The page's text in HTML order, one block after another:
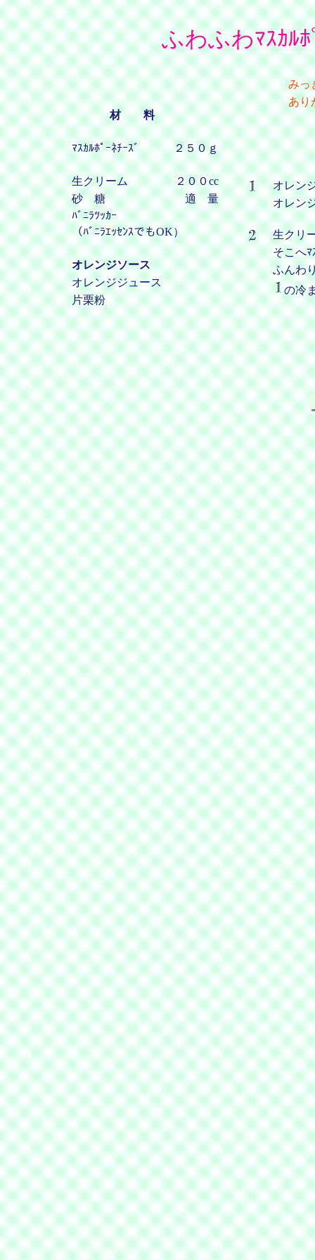
ふわふわﾏｽｶﾙ
材 料
ﾏｽｶﾙﾎﾟｰﾈﾁｰｽﾞ ２５０ｇ
生クリーム
２００cc
砂 糖
適 量
ﾊﾞﾆﾗﾂｯｶｰ
（ﾊﾞﾆﾗｴｯｾﾝｽでもOK）
オレンジソース
オレンジジュース
片栗粉
みっ
あり
オレン
オレン
生クリ
そこへﾏ
ふんわ
の冷